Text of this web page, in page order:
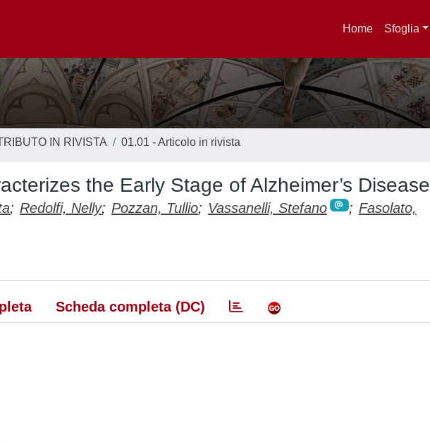
Home Sfoglia
IN RIVISTA 01.01 - Articolo in rivista
the Early Stage of Alzheimer’s Disease
; Redolfi, Nelly; Pozzan, Tullio; Vassanelli, Stefano ; Fasolato,
Scheda completa (DC)